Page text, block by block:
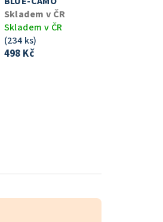
Skladem v ČR
Skladem v ČR
(234 ks)
498 Kč